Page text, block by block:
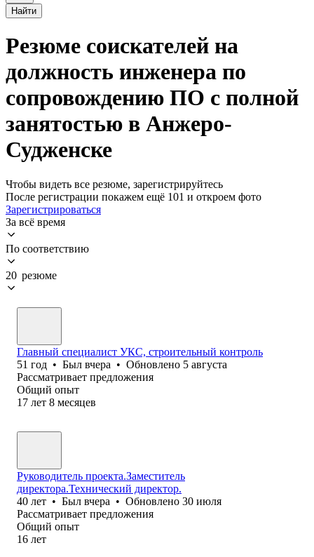
Найти
Резюме соискателей на
должность инженера по
сопровождению ПО с полной
занятостью в Анжеро-
Судженске
Чтобы видеть все резюме, зарегистрируйтесь
После регистрации покажем ещё 101 и откроем фото
Зарегистрироваться
За всё время
По соответствию
20 резюме
Главный специалист УКС, строительный контроль
51 год • Был вчера • Обновлено 5 августа
Рассматривает предложения
Общий опыт
17 лет 8 месяцев
Руководитель проекта.Заместитель
директора.Технический директор.
40 лет • Был вчера • Обновлено 30 июля
Рассматривает предложения
Общий опыт
16 лет